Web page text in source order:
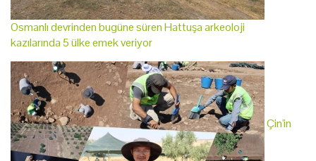
Osmanlı devrinden bugüne süren Hattuşa arkeoloji
kazılarında 5 ülke emek veriyor
Çin'in